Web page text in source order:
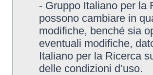
- Gruppo Italiano per la
possono cambiare in
modifiche, benché sia
eventuali modifiche,
Italiano per la Ricerca
delle condizioni d’uso.